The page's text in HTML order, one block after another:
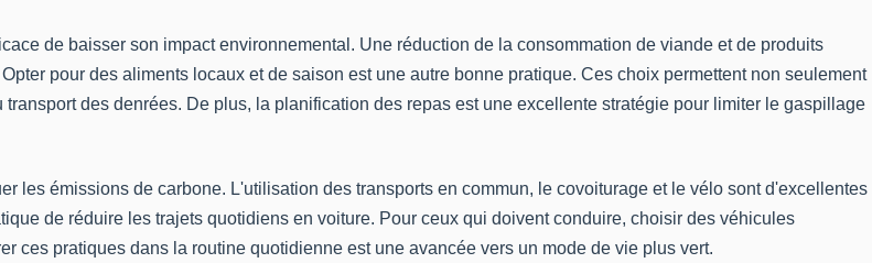
de baisser son impact environnemental. Une réduction de la consommation de viande et de produits
pour des aliments locaux et de saison est une autre bonne pratique. Ces choix permettent non seulement
des denrées. De plus, la planification des repas est une excellente stratégie pour limiter le gaspillage
les émissions de carbone. L'utilisation des transports en commun, le covoiturage et le vélo sont d'excellentes
de réduire les trajets quotidiens en voiture. Pour ceux qui doivent conduire, choisir des véhicules
ces pratiques dans la routine quotidienne est une avancée vers un mode de vie plus vert.